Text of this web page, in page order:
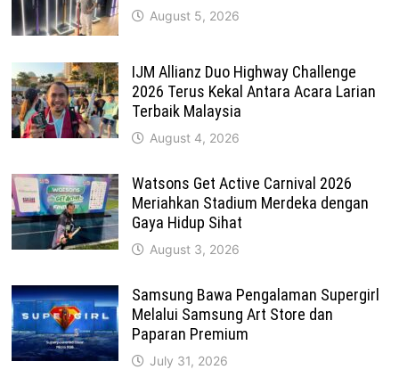
August 5, 2026
IJM Allianz Duo Highway Challenge
2026 Terus Kekal Antara Acara Larian
Terbaik Malaysia
August 4, 2026
Watsons Get Active Carnival 2026
Meriahkan Stadium Merdeka dengan
Gaya Hidup Sihat
August 3, 2026
Samsung Bawa Pengalaman Supergirl
Melalui Samsung Art Store dan
Paparan Premium
July 31, 2026